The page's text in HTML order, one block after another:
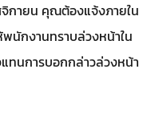
กายน คุณต้องแจ้งภายใน
นักงานทราบล่วงหน้าใน
ทนการบอกกล่าวล่วงหน้า